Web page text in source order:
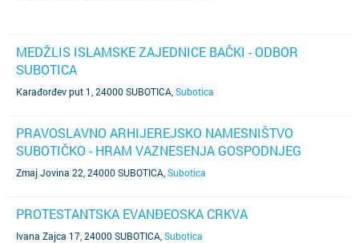
MEDŽLIS ISLAMSKE ZAJEDNICE BAČKI - ODBOR
SUBOTICA
Karađorđev put 1, 24000 SUBOTICA Subotica
PRAVOSLAVNO ARHIJEREJSKO NAMESNIŠTVO
SUBOTIČKO - HRAM VAZNESENJA GOSPODNJEG
Zmaj Jovina 22, 24000 SUBOTICA Subotica
PROTESTANTSKA EVANĐEOSKA CRKVA
Ivana Zajca 17, 24000 SUBOTICA Subotica